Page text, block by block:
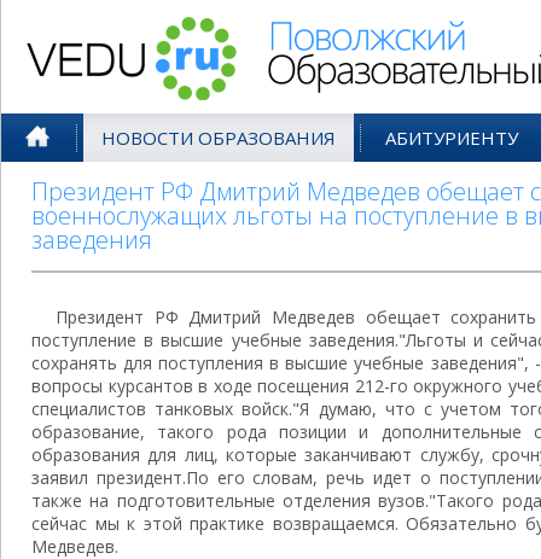
НОВОСТИ ОБРАЗОВАНИЯ АБИТУРИЕНТУ
Президент РФ Дмитрий Медведев обещает
военнослужащих льготы на поступление в
заведения
Президент РФ Дмитрий Медведев обещает
поступление в высшие учебные заведения."Льготы и
сохранять для поступления в высшие учебные заведения",
вопросы курсантов в ходе посещения 212-го окружного
специалистов танковых войск."Я думаю, что с учетом
образование, такого рода позиции и дополнительные
образования для лиц, которые заканчивают службу,
заявил президент.По его словам, речь идет о
также на подготовительные отделения вузов."Такого
сейчас мы к этой практике возвращаемся. Обязательно
Медведев.